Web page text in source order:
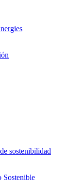
sostenibilidad
Sostenible